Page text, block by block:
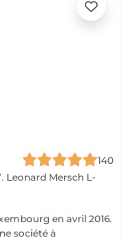
140
Leonard Mersch L-
en avril 2016.
société à